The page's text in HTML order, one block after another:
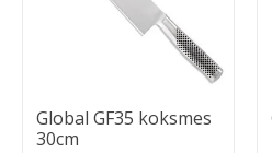
Global GF35 koksmes
30cm